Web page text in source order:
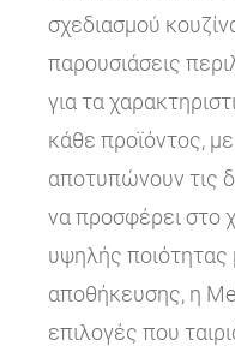
σχεδιασμού
παρουσιάσεις
για τα
κάθε προϊόντος,
αποτυπώνουν τις
να προσφέρει στο
υψηλής ποιότητας
αποθήκευσης, η
επιλογές που